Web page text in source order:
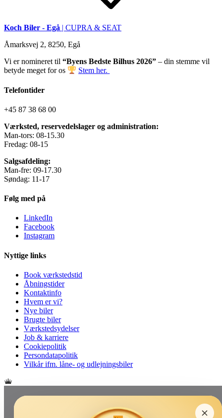
Koch Biler - Egå | CUPRA & SEAT
Åmarksvej 2, 8250, Egå
Vi er nomineret til “Byens Bedste Bilhus 2026” – din stemme vil
betyde meget for os
Stem her.
Telefontider
+45 87 38 68 00
Værksted, reservedelslager og administration:
Man-tors: 08-15.30
Fredag: 08-15
Salgsafdeling:
Man-fre: 09-17.30
Søndag: 11-17
Følg med på
LinkedIn
Facebook
Instagram
Nyttige links
Book værkstedstid
Åbningstider
Kontaktinfo
Hvem er vi?
Nye biler
Brugte biler
Værkstedsydelser
Job & karriere
Cookiepolitik
Persondatapolitik
Vilkår ifm. låne- og udlejningsbiler